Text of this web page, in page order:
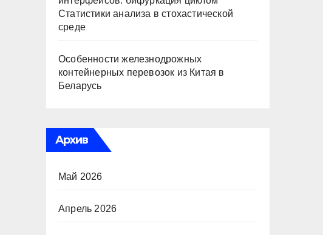
Статистики анализа в стохастической
среде
Особенности железнодрожных
контейнерных перевозок из Китая в
Беларусь
Архив
Май 2026
Апрель 2026